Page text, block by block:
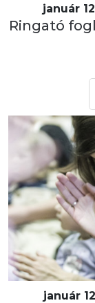
január
Ringató
január